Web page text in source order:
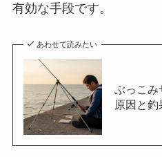
有効な手段です。
あわせて読みたい
ぶっこみ
原因と